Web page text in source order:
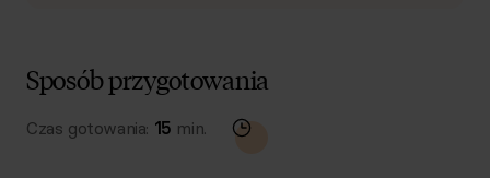
Sposób przygotowania
Czas gotowania: 15 min.